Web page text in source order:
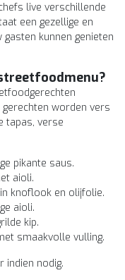
live verschillende
een gezellige en
kunnen genieten
gerechten worden vers
tapas, verse
pikante saus.
aioli.
knoflook en olijfolie.
aioli.
kip.
smaakvolle vulling.
indien nodig.